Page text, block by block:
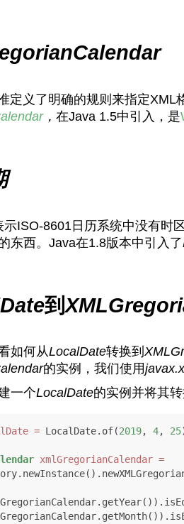
定义了明确的规则来指定
， 在Java 1.5中引入，是
示ISO-8601日历系统中没有时
东西。Java在1.8版本中引入了
到
如何从LocalDate转换到
的实例，我们使用
一个LocalDate的实例并将其
= LocalDate.of(2019, 4, 25
xmlGregorianCalendar =